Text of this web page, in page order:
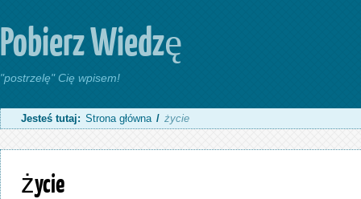
Pobierz Wiedzę
"postrzelę" Cię wpisem!
Jesteś tutaj: Strona główna / życie
życie